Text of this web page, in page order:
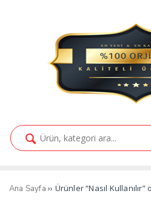
Ana Sayfa ›› Ürünler “Nasıl